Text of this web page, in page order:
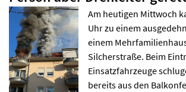
Am heutigen Mittwoch
Uhr zu einem
einem
Silcherstraße. Beim
Einsatzfahrzeuge
bereits aus den